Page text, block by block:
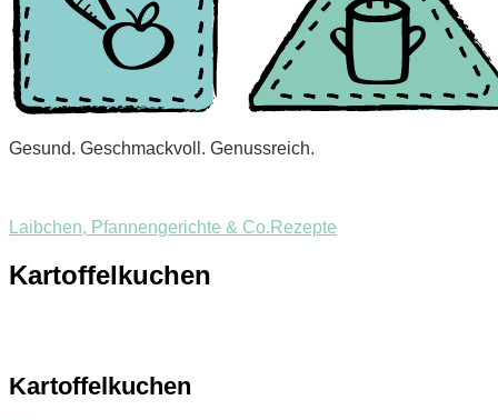
Gesund. Geschmackvoll. Genussreich.
Laibchen, Pfannengerichte & Co. Rezepte
Kartoffelkuchen
Kartoffelkuchen